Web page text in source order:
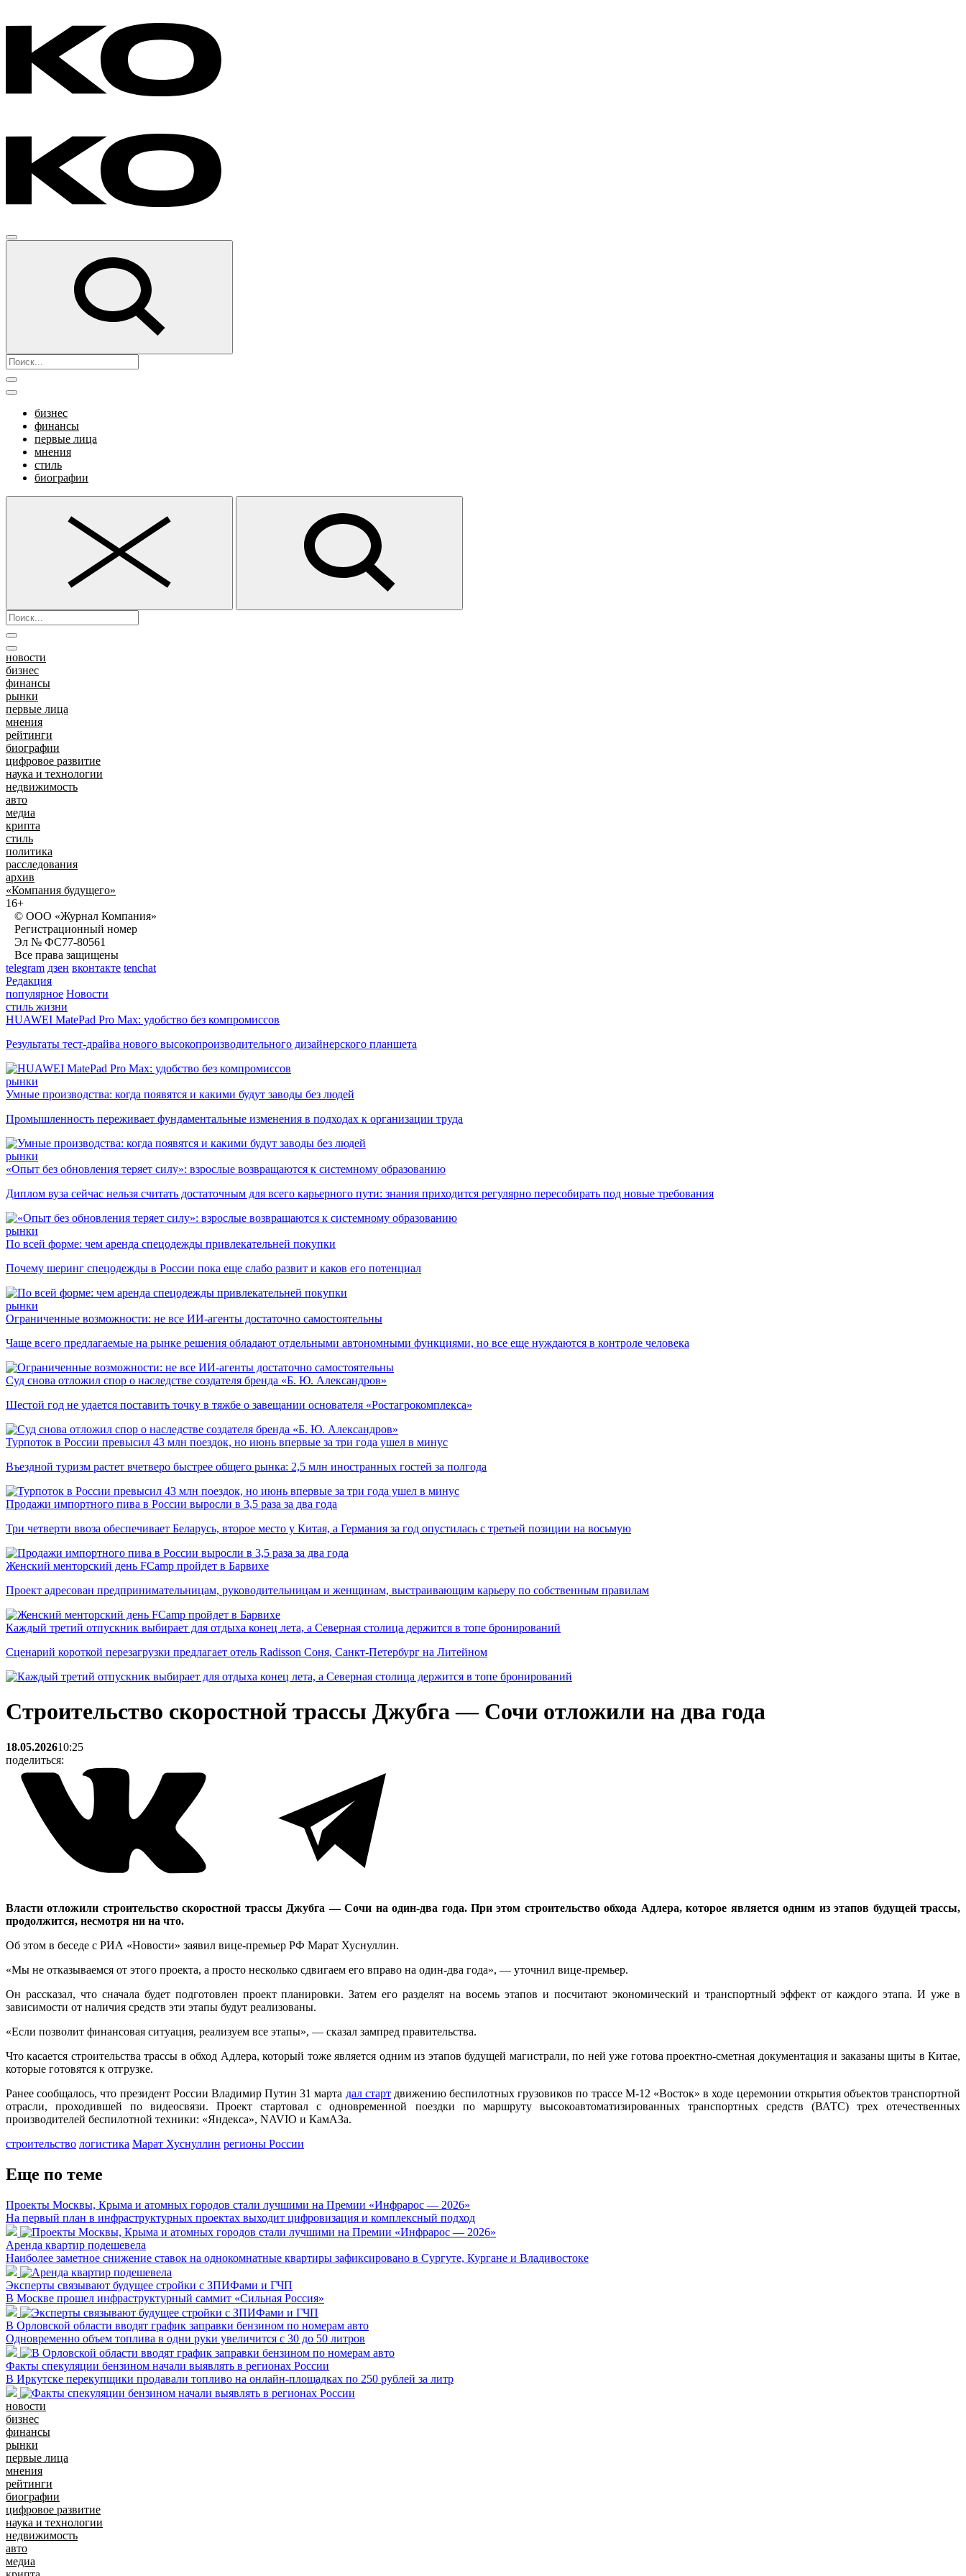
бизнес
финансы
первые лица
мнения
стиль
биографии
новости
бизнес
финансы
рынки
первые лица
мнения
рейтинги
биографии
цифровое развитие
наука и технологии
недвижимость
авто
медиа
крипта
стиль
политика
расследования
архив
«Компания будущего»
16+
© ООО «Журнал Компания»
Регистрационный номер
Эл № ФС77-80561
Все права защищены
telegram дзен вконтакте tenchat
Редакция
популярное Новости
стиль жизни
HUAWEI MatePad Pro Max: удобство без компромиссов
Результаты тест-драйва нового высокопроизводительного дизайнерского планшета
рынки
Умные производства: когда появятся и какими будут заводы без людей
Промышленность переживает фундаментальные изменения в подходах к организации труда
рынки
«Опыт без обновления теряет силу»: взрослые возвращаются к системному образованию
Диплом вуза сейчас нельзя считать достаточным для всего карьерного пути: знания приходится регулярно пересобирать под новые требования
рынки
По всей форме: чем аренда спецодежды привлекательней покупки
Почему шеринг спецодежды в России пока еще слабо развит и каков его потенциал
рынки
Ограниченные возможности: не все ИИ-агенты достаточно самостоятельны
Чаще всего предлагаемые на рынке решения обладают отдельными автономными функциями, но все еще нуждаются в контроле человека
Суд снова отложил спор о наследстве создателя бренда «Б. Ю. Александров»
Шестой год не удается поставить точку в тяжбе о завещании основателя «Ростагрокомплекса»
Турпоток в России превысил 43 млн поездок, но июнь впервые за три года ушел в минус
Въездной туризм растет вчетверо быстрее общего рынка: 2,5 млн иностранных гостей за полгода
Продажи импортного пива в России выросли в 3,5 раза за два года
Три четверти ввоза обеспечивает Беларусь, второе место у Китая, а Германия за год опустилась с третьей позиции на восьмую
Женский менторский день FCamp пройдет в Барвихе
Проект адресован предпринимательницам, руководительницам и женщинам, выстраивающим карьеру по собственным правилам
Каждый третий отпускник выбирает для отдыха конец лета, а Северная столица держится в топе бронирований
Сценарий короткой перезагрузки предлагает отель Radisson Соня, Санкт-Петербург на Литейном
Строительство скоростной трассы Джубга — Сочи отложили на два года
18.05.202610:25
поделиться:
Власти отложили строительство скоростной трассы Джубга — Сочи на один-два года. При этом строительство обхода Адлера, которое является одним из этапов будущей трассы,
продолжится, несмотря ни на что.
Об этом в беседе с РИА «Новости» заявил вице-премьер РФ Марат Хуснуллин.
«Мы не отказываемся от этого проекта, а просто несколько сдвигаем его вправо на один-два года», — уточнил вице-премьер.
Он рассказал, что сначала будет подготовлен проект планировки. Затем его разделят на восемь этапов и посчитают экономический и транспортный эффект от каждого этапа. И уже в
зависимости от наличия средств эти этапы будут реализованы.
«Если позволит финансовая ситуация, реализуем все этапы», — сказал зампред правительства.
Что касается строительства трассы в обход Адлера, который тоже является одним из этапов будущей магистрали, по ней уже готова проектно-сметная документация и заказаны щиты в Китае,
которые готовятся к отгрузке.
Ранее сообщалось, что президент России Владимир Путин 31 марта дал стартдвижению беспилотных грузовиков по трассе М-12 «Восток» в ходе церемонии открытия объектов транспортной
отрасли, проходившей по видеосвязи. Проект стартовал с одновременной поездки по маршруту высокоавтоматизированных транспортных средств (ВАТС) трех отечественных
производителей беспилотной техники: «Яндекса», NAVIO и КамАЗа.
строительство логистика Марат Хуснуллин регионы России
Еще по теме
Проекты Москвы, Крыма и атомных городов стали лучшими на Премии «Инфрарос — 2026»
На первый план в инфраструктурных проектах выходит цифровизация и комплексный подход
Аренда квартир подешевела
Наиболее заметное снижение ставок на однокомнатные квартиры зафиксировано в Сургуте, Кургане и Владивостоке
Эксперты связывают будущее стройки с ЗПИФами и ГЧП
В Москве прошел инфраструктурный саммит «Сильная Россия»
В Орловской области вводят график заправки бензином по номерам авто
Одновременно объем топлива в одни руки увеличится с 30 до 50 литров
Факты спекуляции бензином начали выявлять в регионах России
В Иркутске перекупщики продавали топливо на онлайн-площадках по 250 рублей за литр
новости
бизнес
финансы
рынки
первые лица
мнения
рейтинги
биографии
цифровое развитие
наука и технологии
недвижимость
авто
медиа